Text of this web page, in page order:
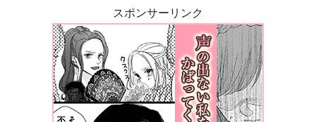
スポンサーリンク